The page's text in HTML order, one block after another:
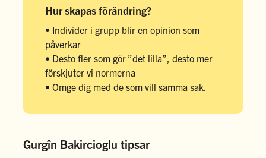
Hur skapas förändring?
• Individer i grupp blir en opinion som
påverkar
• Desto fler som gör ”det lilla”, desto mer
förskjuter vi normerna
• Omge dig med de som vill samma sak.
Gurgîn Bakircioglu tipsar